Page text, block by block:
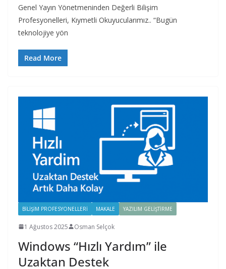
Genel Yayın Yönetmeninden Değerli Bilişim
Profesyonelleri, Kıymetli Okuyucularımız.. “Bugün
teknolojiye yön
Read More
BILIŞIM PROFESYONELLERI MAKALE YAZILIM GELIŞTIRME
1 Ağustos 2025 Osman Selçok
Windows “Hızlı Yardım” ile
Uzaktan Destek